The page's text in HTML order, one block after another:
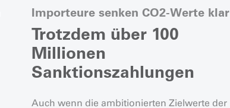
Importeure senken CO2-Werte klar
Trotzdem über 100
Millionen
Sanktionszahlungen
Auch wenn die ambitionierten Zielwerte der